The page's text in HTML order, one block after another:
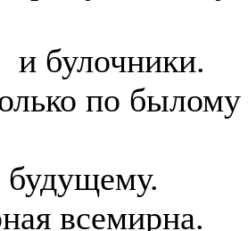
по
всемирна.